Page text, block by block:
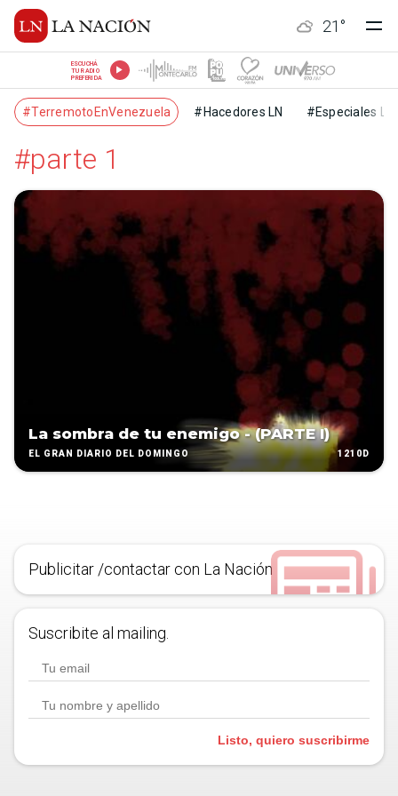
21 °
ESCUCHÁ
TU RADIO
PREFERIDA
#TerremotoEnVenezuela #Hacedores LN #Especiales LN
#parte 1
La sombra de tu enemigo - (PARTE I)
EL GRAN DIARIO DEL DOMINGO 1210D
Publicitar /contactar con La Nación
Suscribite al mailing.
Listo, quiero suscribirme